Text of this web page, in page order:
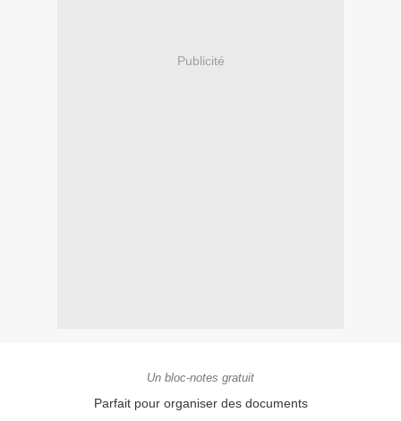
Publicité
Un bloc-notes gratuit
Parfait pour organiser des documents